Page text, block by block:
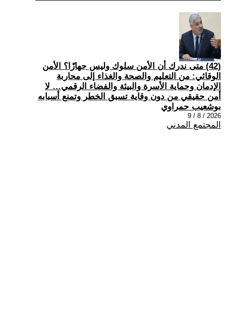
(42) متى ندرك أن الأمن سلوك وليس جهازًا؟ الأمن
الوقائي: من التعليم والصحة والغذاء إلى محاربة
الإدمان وحماية الأسرة والبيئة والفضاء الرقمي… لا
أمن حقيقي من دون وقاية تسبق الخطر وتمنع أسبابه
بوشعيب حمراوي
2026 / 8 / 9
المجتمع المدني